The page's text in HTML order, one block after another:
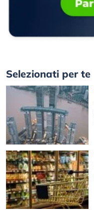
Selezionati per te